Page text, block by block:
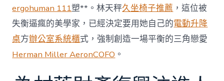
ergohuman 111塑**。林天秤久坐椅子推薦 ，這位被
失衡逼瘋的美學家，已經決定要用她自己的電動升降
桌方辦公室系統櫃式，強制創造一場平衡的三角戀愛
Herman Miller AeronCOFO 。